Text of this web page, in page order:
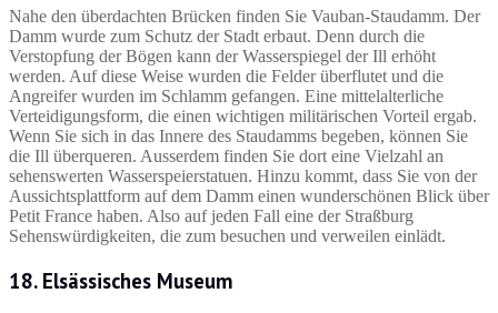
Nahe den überdachten Brücken finden Sie Vauban-Staudamm. Der
Damm wurde zum Schutz der Stadt erbaut. Denn durch die
Verstopfung der Bögen kann der Wasserspiegel der Ill erhöht
werden. Auf diese Weise wurden die Felder überflutet und die
Angreifer wurden im Schlamm gefangen. Eine mittelalterliche
Verteidigungsform, die einen wichtigen militärischen Vorteil ergab.
Wenn Sie sich in das Innere des Staudamms begeben, können Sie
die Ill überqueren. Ausserdem finden Sie dort eine Vielzahl an
sehenswerten Wasserspeierstatuen. Hinzu kommt, dass Sie von der
Aussichtsplattform auf dem Damm einen wunderschönen Blick über
Petit France haben. Also auf jeden Fall eine der Straßburg
Sehenswürdigkeiten, die zum besuchen und verweilen einlädt.
18. Elsässisches Museum